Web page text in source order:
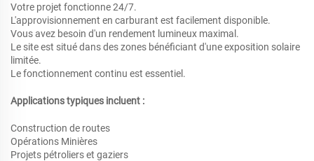
Votre projet fonctionne 24/7.
L'approvisionnement en carburant est facilement disponible.
Vous avez besoin d'un rendement lumineux maximal.
Le site est situé dans des zones bénéficiant d'une exposition solaire
limitée.
Le fonctionnement continu est essentiel.
Applications typiques incluent :
Construction de routes
Opérations Minières
Projets pétroliers et gaziers